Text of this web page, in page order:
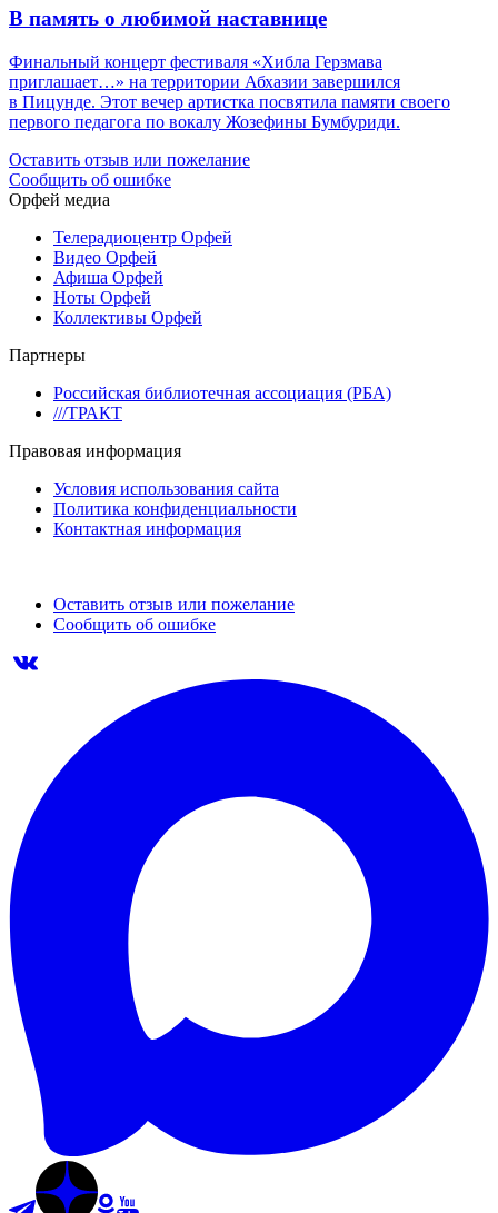
В память о любимой наставнице
Финальный концерт фестиваля «Хибла Герзмава
приглашает…» на территории Абхазии завершился
в Пицунде. Этот вечер артистка посвятила памяти своего
первого педагога по вокалу Жозефины Бумбуриди.
Оставить отзыв или пожелание
Сообщить об ошибке
Орфей медиа
Телерадиоцентр Орфей
Видео Орфей
Афиша Орфей
Ноты Орфей
Коллективы Орфей
Партнеры
Российская библиотечная ассоциация (РБА)
///ТРАКТ
Правовая информация
Условия использования сайта
Политика конфиденциальности
Контактная информация
Оставить отзыв или пожелание
Сообщить об ошибке